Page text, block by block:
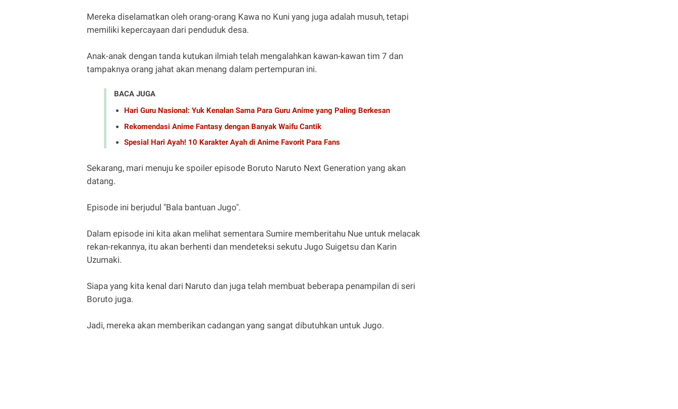
Mereka diselamatkan oleh orang-orang Kawa no Kuni yang juga adalah musuh, tetapi
memiliki kepercayaan dari penduduk desa.
Anak-anak dengan tanda kutukan ilmiah telah mengalahkan kawan-kawan tim 7 dan
tampaknya orang jahat akan menang dalam pertempuran ini.
BACA JUGA
Hari Guru Nasional: Yuk Kenalan Sama Para Guru Anime yang Paling Berkesan
Rekomendasi Anime Fantasy dengan Banyak Waifu Cantik
Spesial Hari Ayah! 10 Karakter Ayah di Anime Favorit Para Fans
Sekarang, mari menuju ke spoiler episode Boruto Naruto Next Generation yang akan
datang.
Episode ini berjudul "Bala bantuan Jugo".
Dalam episode ini kita akan melihat sementara Sumire memberitahu Nue untuk melacak
rekan-rekannya, itu akan berhenti dan mendeteksi sekutu Jugo Suigetsu dan Karin
Uzumaki.
Siapa yang kita kenal dari Naruto dan juga telah membuat beberapa penampilan di seri
Boruto juga.
Jadi, mereka akan memberikan cadangan yang sangat dibutuhkan untuk Jugo.